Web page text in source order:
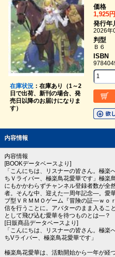
在庫状況：在庫あり（1～2
日で出荷、新刊の場合、発
売日以降のお届けになりま
す）
価格
1,925円
発行年
2026年
判型
Ｂ６
ISBN
内容情報
内容情報
[BOOKデータベースより]
「こんにちは、リスナーの皆さん。極
ちＶライバー、極楽鳥花愛華です」極楽
にもかかわらずチャンネル登録者数が全
者。そんな中、迎えた一周年記念―。愛
ブ型ＶＲＭＭＯゲーム『冒険の証―ｗ
信を行うことに。アバターのまま入るこ
として飛び込む愛華を待つものとは―？
[日販商品データベースより]
「こんにちは、リスナーの皆さん。極
ちVライバー、極楽鳥花愛華です」
極楽鳥花愛華は、活動開始から一年が経